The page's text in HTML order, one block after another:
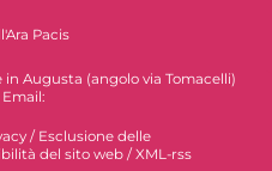
Pacis
in Augusta (angolo via Tomacelli)
/ Esclusione delle
del sito web /XML-rss